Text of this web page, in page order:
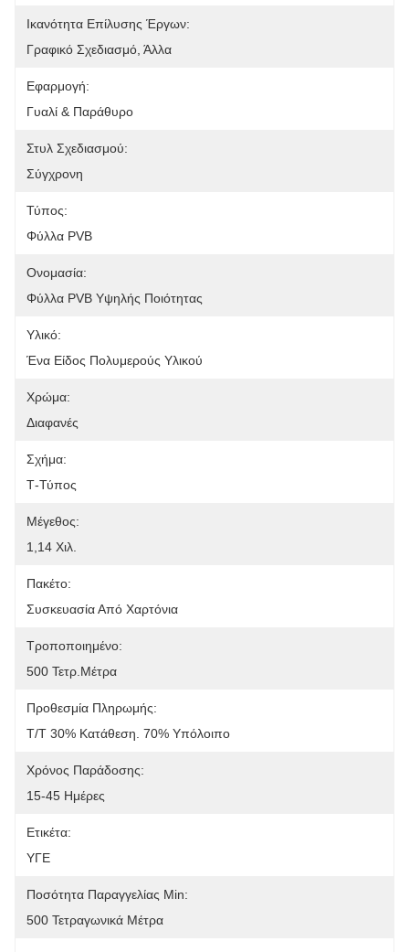
Ικανότητα Επίλυσης Έργων:
Γραφικό Σχεδιασμό, Άλλα
Εφαρμογή:
Γυαλί & Παράθυρο
Στυλ Σχεδιασμού:
Σύγχρονη
Τύπος:
Φύλλα PVB
Ονομασία:
Φύλλα PVB Υψηλής Ποιότητας
Υλικό:
Ένα Είδος Πολυμερούς Υλικού
Χρώμα:
Διαφανές
Σχήμα:
Τ-Τύπος
Μέγεθος:
1,14 Χιλ.
Πακέτο:
Συσκευασία Από Χαρτόνια
Τροποποιημένο:
500 Τετρ.μέτρα
Προθεσμία Πληρωμής:
Τ/Τ 30% Κατάθεση. 70% Υπόλοιπο
Χρόνος Παράδοσης:
15-45 Ημέρες
Ετικέτα:
ΥΓΕ
Ποσότητα Παραγγελίας Min:
500 Τετραγωνικά Μέτρα